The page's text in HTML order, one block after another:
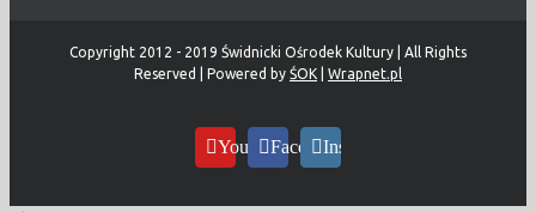
Copyright 2012 - 2019 Świdnicki Ośrodek Kultury | All Rights
Reserved | Powered by ŚOK Wrapnet.pl
YouTubeFacebookInstagram